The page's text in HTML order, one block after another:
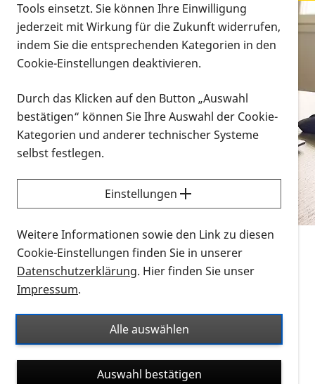
Infomaterial
Infomaterial
Vorlesen
Alle Infomaterialien in verschiedenen
Formaten an einem Ort
Sie möchten wissen, wie Sie nach Infonmaterial
suchen und dieses bestellen bzw. herunterladen
können? Schauen Sie sich dieErklärvideos zum
Thema Infomaterial auf der PRO RETINA-Website
für blinde und sehbehinderte Menschen an.
Auf dieser Seite finden Sie sämtliches Infomaterial
Ort. Nutzen Sie den Formatfilter, um ausschließlich
nach Flyern und Broschüren, Audios oder Videos zu
suchen. Die meisten Flyer und Broschüren werden in
verschiedenen Formaten angeboten: zur
Tools einsetzt. Sie können Ihre Einwilligung
jederzeit mit Wirkung für die Zukunft widerrufen,
indem Sie die entsprechenden Kategorien in den
Cookie-Einstellungen deaktivieren.
Durch das Klicken auf den Button „Auswahl
bestätigen“ können Sie Ihre Auswahl der Cookie-
Kategorien und anderer technischer Systeme
selbst festlegen.
Einstellungen
Weitere Informationen sowie den Link zu diesen
Cookie-Einstellungen finden Sie in unserer
Datenschutzerklärung. Hier finden Sie unser
Impressum.
Alle auswählen
Auswahl bestätigen